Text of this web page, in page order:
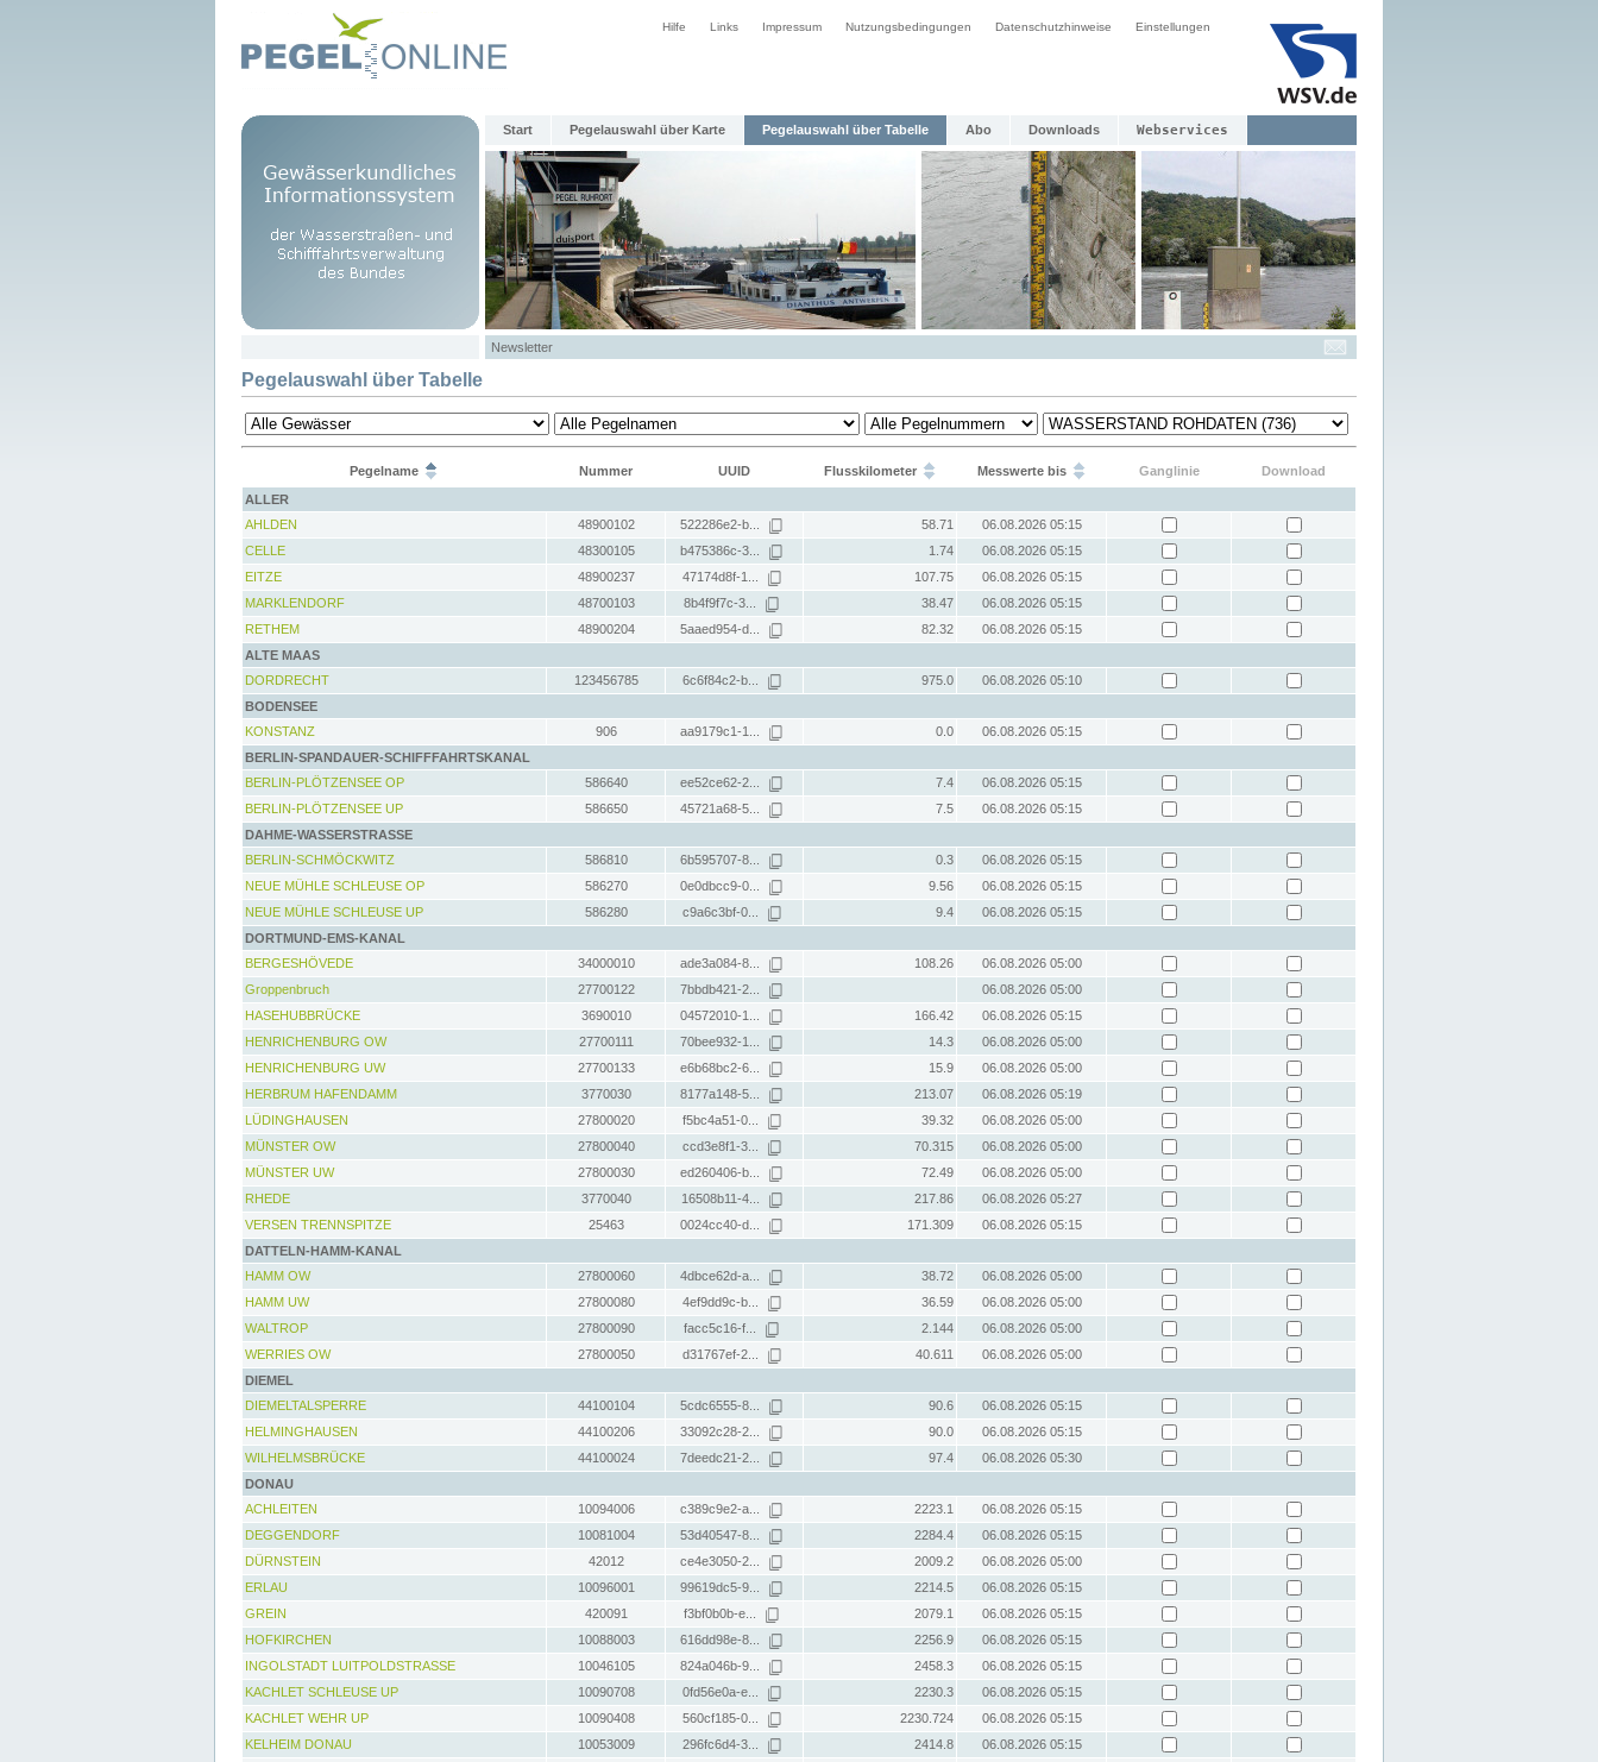
Hilfe Links Impressum Nutzungsbedingungen Datenschutzhinweise Einstellungen
Start Pegelauswahl über Karte Pegelauswahl über Tabelle Abo Downloads Webservices
Newsletter
Pegelauswahl über Tabelle
Pegelname Nummer UUID Flusskilometer Messwerte bis Ganglinie
Download
ALLER
AHLDEN
48900102 522286e2-b... 58.71
06.08.2026 05:15
CELLE
48300105 b475386c-3... 1.74
06.08.2026 05:15
EITZE
48900237 47174d8f-1... 107.75
06.08.2026 05:15
MARKLENDORF
48700103 8b4f9f7c-3... 38.47
06.08.2026 05:15
RETHEM
48900204 5aaed954-d... 82.32
06.08.2026 05:15
ALTE MAAS
DORDRECHT
123456785 6c6f84c2-b... 975.0
06.08.2026 05:10
BODENSEE
KONSTANZ
906 aa9179c1-1... 0.0
06.08.2026 05:15
BERLIN-SPANDAUER-SCHIFFFAHRTSKANAL
BERLIN-PLÖTZENSEE OP
586640 ee52ce62-2... 7.4
06.08.2026 05:15
BERLIN-PLÖTZENSEE UP
586650 45721a68-5... 7.5
06.08.2026 05:15
DAHME-WASSERSTRASSE
BERLIN-SCHMÖCKWITZ
586810 6b595707-8... 0.3
06.08.2026 05:15
NEUE MÜHLE SCHLEUSE OP
586270 0e0dbcc9-0... 9.56
06.08.2026 05:15
NEUE MÜHLE SCHLEUSE UP
586280 c9a6c3bf-0... 9.4
06.08.2026 05:15
DORTMUND-EMS-KANAL
BERGESHÖVEDE
34000010 ade3a084-8... 108.26
06.08.2026 05:00
Groppenbruch
27700122 7bbdb421-2...
06.08.2026 05:00
HASEHUBBRÜCKE
3690010 04572010-1... 166.42
06.08.2026 05:15
HENRICHENBURG OW
27700111 70bee932-1... 14.3
06.08.2026 05:00
HENRICHENBURG UW
27700133 e6b68bc2-6... 15.9
06.08.2026 05:00
HERBRUM HAFENDAMM
3770030 8177a148-5... 213.07
06.08.2026 05:19
LÜDINGHAUSEN
27800020 f5bc4a51-0... 39.32
06.08.2026 05:00
MÜNSTER OW
27800040 ccd3e8f1-3... 70.315
06.08.2026 05:00
MÜNSTER UW
27800030 ed260406-b... 72.49
06.08.2026 05:00
RHEDE
3770040 16508b11-4... 217.86
06.08.2026 05:27
VERSEN TRENNSPITZE
25463 0024cc40-d... 171.309
06.08.2026 05:15
DATTELN-HAMM-KANAL
HAMM OW
27800060 4dbce62d-a... 38.72
06.08.2026 05:00
HAMM UW
27800080 4ef9dd9c-b... 36.59
06.08.2026 05:00
WALTROP
27800090 facc5c16-f... 2.144
06.08.2026 05:00
WERRIES OW
27800050 d31767ef-2... 40.611
06.08.2026 05:00
DIEMEL
DIEMELTALSPERRE
44100104 5cdc6555-8... 90.6
06.08.2026 05:15
HELMINGHAUSEN
44100206 33092c28-2... 90.0
06.08.2026 05:15
WILHELMSBRÜCKE
44100024 7deedc21-2... 97.4
06.08.2026 05:30
DONAU
ACHLEITEN
10094006 c389c9e2-a... 2223.1
06.08.2026 05:15
DEGGENDORF
10081004 53d40547-8... 2284.4
06.08.2026 05:15
DÜRNSTEIN
42012 ce4e3050-2... 2009.2
06.08.2026 05:00
ERLAU
10096001 99619dc5-9... 2214.5
06.08.2026 05:15
GREIN
420091 f3bf0b0b-e... 2079.1
06.08.2026 05:15
HOFKIRCHEN
10088003 616dd98e-8... 2256.9
06.08.2026 05:15
INGOLSTADT LUITPOLDSTRASSE
10046105 824a046b-9... 2458.3
06.08.2026 05:15
KACHLET SCHLEUSE UP
10090708 0fd56e0a-e... 2230.3
06.08.2026 05:15
KACHLET WEHR UP
10090408 560cf185-0... 2230.724
06.08.2026 05:15
KELHEIM DONAU
10053009 296fc6d4-3... 2414.8
06.08.2026 05:15